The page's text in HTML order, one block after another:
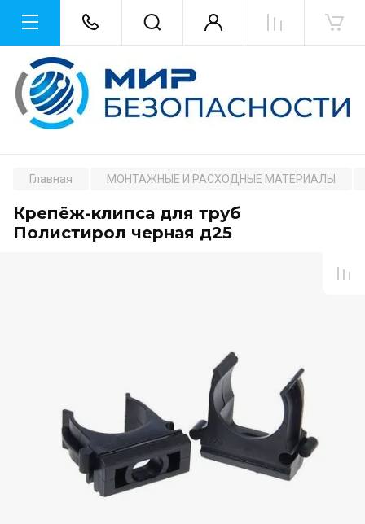
Главная МОНТАЖНЫЕ И РАСХОДНЫЕ МАТЕРИАЛЫ
Крепёж-клипса для труб
Полистирол черная д25